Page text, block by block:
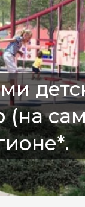
(на